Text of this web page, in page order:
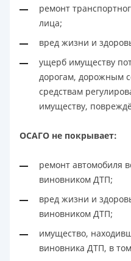
ремонт
лица;
вред жизни и
ущерб имуществу
дорогам, дорожным
средствам
имуществу,
ОСАГО не покрывает:
ремонт автомобиля
виновником ДТП;
вред жизни и
виновником ДТП;
имущество,
виновника ДТП, в